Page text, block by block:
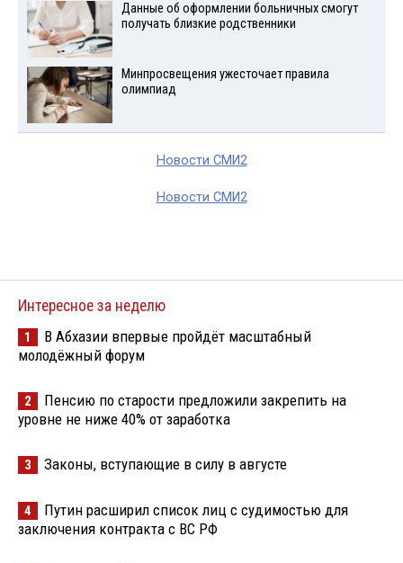
Данные об оформлении больничных смогут
получать близкие родственники
Минпросвещения ужесточает правила
олимпиад
Новости СМИ2
Новости СМИ2
Интересное за неделю
1
В Абхазии впервые пройдёт масштабный
молодёжный форум
2
Пенсию по старости предложили закрепить на
уровне не ниже 40% от заработка
3 Законы, вступающие в силу в августе
4
Путин расширил список лиц с судимостью для
заключения контракта с ВС РФ